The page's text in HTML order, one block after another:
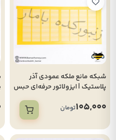
شبکه مانع ملکه عمودی آذر
پلاستیک | ایزولاتور حرفه‌ای حبس
105,000تومان